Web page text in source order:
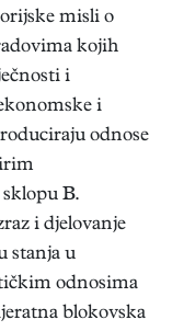
misli o
kojih
i
i
odnose
B.
i djelovanje
stanja u
odnosima
blokovska